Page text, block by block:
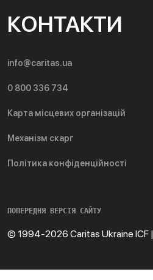
КОНТАКТИ
info@caritas.ua
0 800 336 734
Карта місцевих організацій
Механізм скарг
Політика конфіденційності
ПОПЕРЕДНЯ ВЕРСІЯ САЙТУ
© 1994-2026 Caritas Ukraine ICF